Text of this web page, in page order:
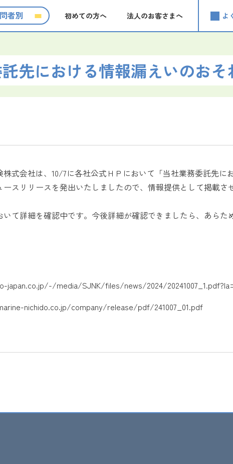
者別 初めての方へ 法人のお客さまへ よ
先における情報漏えいのお
式会社は、10/7に各社公式ＨＰにおいて「当社業務委託先に
スリリースを発出いたしましたので、情報提供として掲載さ
て詳細を確認中です。今後詳細が確認できましたら、あらた
japan.co.jp/-/media/SJNK/files/news/2024/
nichido.co.jp/company/release/pdf/241007_01.pdf